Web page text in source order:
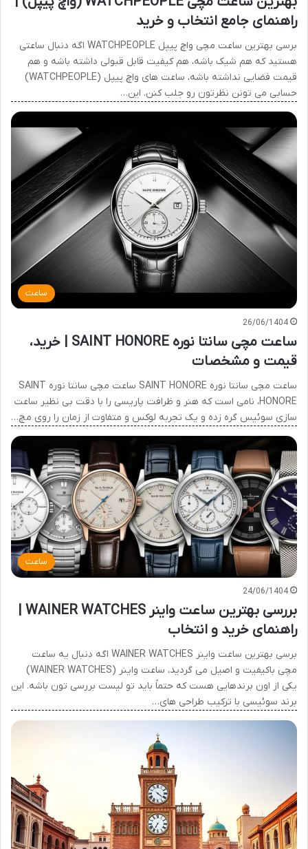
راهنمای جامع انتخاب و خرید
برسی بهترین ساعت مچی واچ پیپل WATCHPEOPLE اگه دنبال ساعتی
هستید که هم شیک باشه، هم کیفیت قابل قبولی داشته باشه و هم
قیمت فضایی نداشته باشه، ساعت های واچ پیپل (WATCHPEOPLE)
حسابی می تونن نظرتون رو جلب کنن. این…
ساعت
26/06/1404
ساعت مچی سانتا نوره SAINT HONORE | خرید،
قیمت و مشخصات
ساعت مچی سانتا نوره SAINT HONORE ساعت مچی سانتا نوره SAINT
HONORE، نامی است که هنر و ظرافت پاریسی را با دقت بی نظیر ساعت
سازی سوئیس گره زده و یک تجربه لوکس و متفاوت از زمان را روی مچ…
ساعت
24/06/1404
راهنمای خرید و انتخاب
برسی بهترین ساعت واینر WAINER WATCHES اگه دنبال یه ساعت
مچی باکیفیت و اصیل می گردید، ساعت واینر (WAINER WATCHES)
یکی از اون برندهایی هست که حتماً باید تو لیست بررسی تون باشه. این
برند سوئیسی با ترکیب طراحی های…